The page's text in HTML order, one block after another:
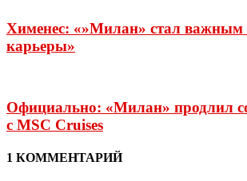
Хименес: «»Милан» стал важным
карьеры»
Официально: «Милан» продлил
с MSC Cruises
1 КОММЕНТАРИЙ